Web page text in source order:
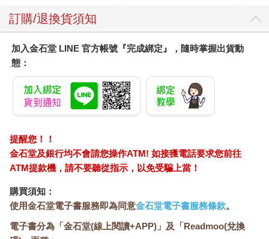
訂購/退換貨須知
加入金石堂 LINE 官方帳號『完成綁定』，隨時掌握出貨動
態：
提醒您！！
金石堂及銀行均不會請您操作ATM! 如接獲電話要求您前往
ATM提款機，請不要聽從指示，以免受騙上當！
購買須知：
使用金石堂電子書服務即為同意金石堂電子書服務條款。
電子書分為「金石堂(線上閱讀+APP)」及「Readmoo(兌換